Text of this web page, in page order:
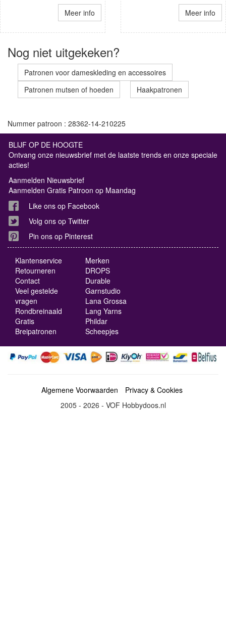
Meer info Meer info
Nog niet uitgekeken?
Patronen voor dameskleding en accessoires
Patronen mutsen of hoeden
Haakpatronen
Nummer patroon : 28362-14-210225
BLIJF OP DE HOOGTE
Ontvang onze nieuwsbrief met de laatste trends en onze speciale
acties!
Aanmelden Nieuwsbrief
Aanmelden Gratis Patroon op Maandag
Like ons op Facebook
Volg ons op Twitter
Pin ons op Pinterest
Klantenservice
Retourneren
Contact
Veel gestelde
vragen
Rondbreinaald
Gratis
Breipatronen
Merken
DROPS
Durable
Garnstudio
Lana Grossa
Lang Yarns
Phildar
Scheepjes
Algemene Voorwaarden
Privacy & Cookies
2005 - 2026 - VOF Hobbydoos.nl